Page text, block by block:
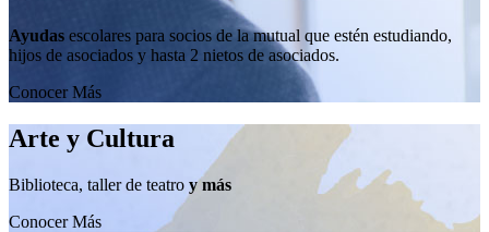
Ayudas escolares para socios de la mutual que estén estudiando,
hijos de asociados y hasta 2 nietos de asociados.
Conocer Más
Arte y Cultura
Biblioteca, taller de teatro y más
Conocer Más